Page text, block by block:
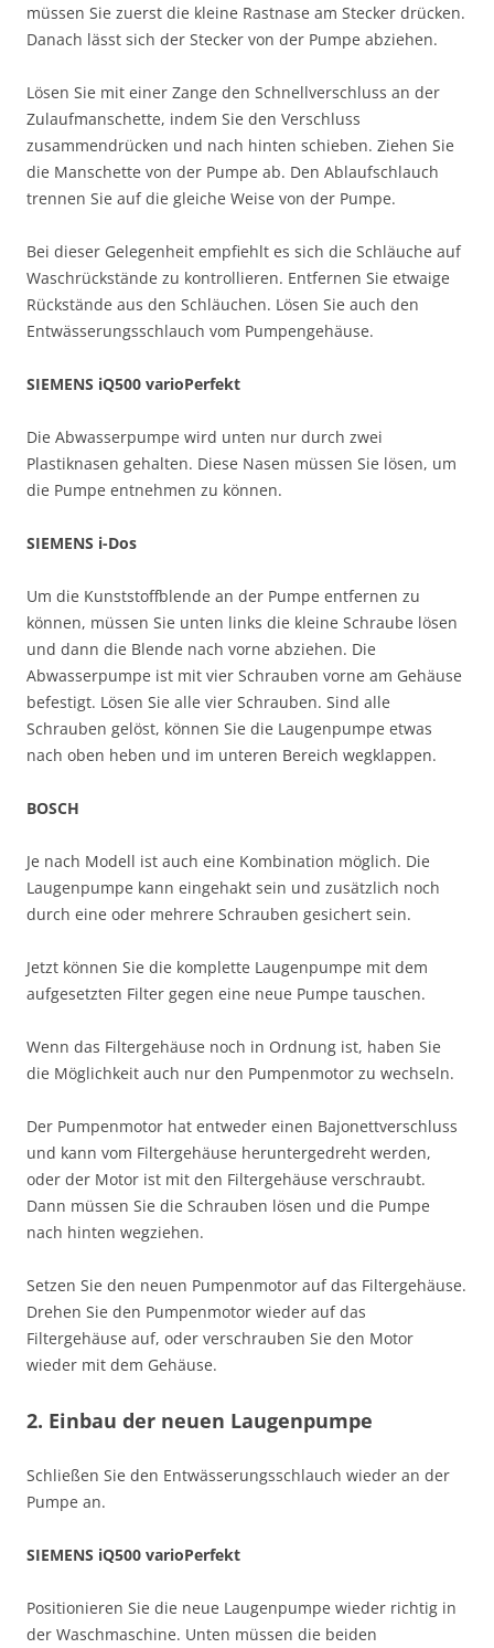
müssen Sie zuerst die kleine Rastnase am Stecker drücken.
Danach lässt sich der Stecker von der Pumpe abziehen.
Lösen Sie mit einer Zange den Schnellverschluss an der
Zulaufmanschette, indem Sie den Verschluss
zusammendrücken und nach hinten schieben. Ziehen Sie
die Manschette von der Pumpe ab. Den Ablaufschlauch
trennen Sie auf die gleiche Weise von der Pumpe.
Bei dieser Gelegenheit empfiehlt es sich die Schläuche auf
Waschrückstände zu kontrollieren. Entfernen Sie etwaige
Rückstände aus den Schläuchen. Lösen Sie auch den
Entwässerungsschlauch vom Pumpengehäuse.
SIEMENS iQ500 varioPerfekt
Die Abwasserpumpe wird unten nur durch zwei
Plastiknasen gehalten. Diese Nasen müssen Sie lösen, um
die Pumpe entnehmen zu können.
SIEMENS i-Dos
Um die Kunststoffblende an der Pumpe entfernen zu
können, müssen Sie unten links die kleine Schraube lösen
und dann die Blende nach vorne abziehen. Die
Abwasserpumpe ist mit vier Schrauben vorne am Gehäuse
befestigt. Lösen Sie alle vier Schrauben. Sind alle
Schrauben gelöst, können Sie die Laugenpumpe etwas
nach oben heben und im unteren Bereich wegklappen.
BOSCH
Je nach Modell ist auch eine Kombination möglich. Die
Laugenpumpe kann eingehakt sein und zusätzlich noch
durch eine oder mehrere Schrauben gesichert sein.
Jetzt können Sie die komplette Laugenpumpe mit dem
aufgesetzten Filter gegen eine neue Pumpe tauschen.
Wenn das Filtergehäuse noch in Ordnung ist, haben Sie
die Möglichkeit auch nur den Pumpenmotor zu wechseln.
Der Pumpenmotor hat entweder einen Bajonettverschluss
und kann vom Filtergehäuse heruntergedreht werden,
oder der Motor ist mit den Filtergehäuse verschraubt.
Dann müssen Sie die Schrauben lösen und die Pumpe
nach hinten wegziehen.
Setzen Sie den neuen Pumpenmotor auf das Filtergehäuse.
Drehen Sie den Pumpenmotor wieder auf das
Filtergehäuse auf, oder verschrauben Sie den Motor
wieder mit dem Gehäuse.
2. Einbau der neuen Laugenpumpe
Schließen Sie den Entwässerungsschlauch wieder an der
Pumpe an.
SIEMENS iQ500 varioPerfekt
Positionieren Sie die neue Laugenpumpe wieder richtig in
der Waschmaschine. Unten müssen die beiden